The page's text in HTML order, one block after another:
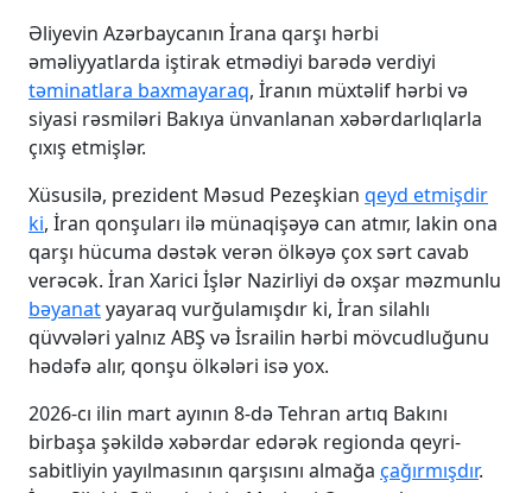
Əliyevin Azərbaycanın İrana qarşı hərbi
əməliyyatlarda iştirak etmədiyi barədə verdiyi
təminatlara baxmayaraq, İranın müxtəlif hərbi və
siyasi rəsmiləri Bakıya ünvanlanan xəbərdarlıqlarla
çıxış etmişlər.
Xüsusilə, prezident Məsud Pezeşkian qeyd etmişdir
ki, İran qonşuları ilə münaqişəyə can atmır, lakin ona
qarşı hücuma dəstək verən ölkəyə çox sərt cavab
verəcək. İran Xarici İşlər Nazirliyi də oxşar məzmunlu
bəyanatyayaraq vurğulamışdır ki, İran silahlı
qüvvələri yalnız ABŞ və İsrailin hərbi mövcudluğunu
hədəfə alır, qonşu ölkələri isə yox.
2026-cı ilin mart ayının 8-də Tehran artıq Bakını
birbaşa şəkildə xəbərdar edərək regionda qeyri-
sabitliyin yayılmasının qarşısını almağa çağırmışdır.